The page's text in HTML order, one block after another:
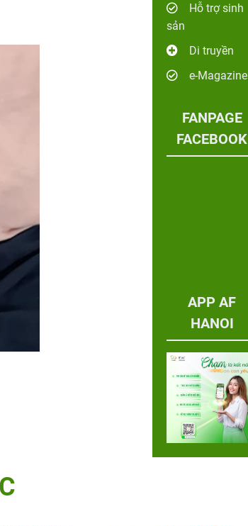
Hỗ trợ sinh
sản
Di truyền
e-Magazine
FANPAGE
FACEBOOK
APP AF
HANOI